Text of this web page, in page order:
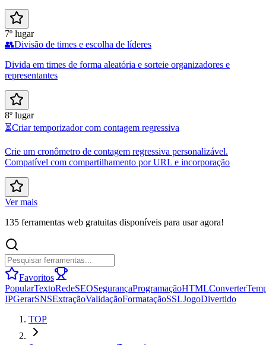
7º lugar
👥Divisão de times e escolha de líderes
Divida em times de forma aleatória e sorteie organizadores e
representantes
8º lugar
⏳Criar temporizador com contagem regressiva
Crie um cronômetro de contagem regressiva personalizável.
Compatível com compartilhamento por URL e incorporação
Ver mais
135 ferramentas web gratuitas disponíveis para usar agora!
Favoritos
PopularTextoRedeSEOSegurançaProgramaçãoHTMLConverter
IPGerarSNSExtraçãoValidaçãoFormataçãoSSLJogoDivertido
TOP